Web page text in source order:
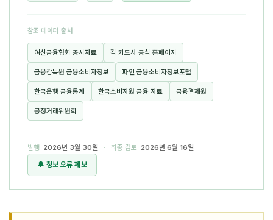
참조 데이터 출처
여신금융협회 공시자료 각 카드사 공식 홈페이지
금융감독원 금융소비자정보 파인 금융소비자정보포털
한국은행 금융통계 한국소비자원 금융 자료 금융결제원
공정거래위원회
발행 2026년 3월 30일 · 최종 검토
2026년 6월 16일
🔔 정보 오류 제보